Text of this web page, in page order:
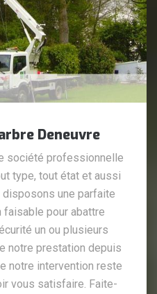
Deneuvre
société professionnelle
type, tout état et aussi
disposons une parfaite
pour abattre
un ou plusieurs
notre prestation depuis
notre intervention reste
vous satisfaire. Faite-